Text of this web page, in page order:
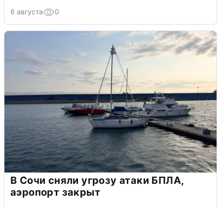
6 августа 0
В Сочи сняли угрозу атаки БПЛА,
аэропорт закрыт